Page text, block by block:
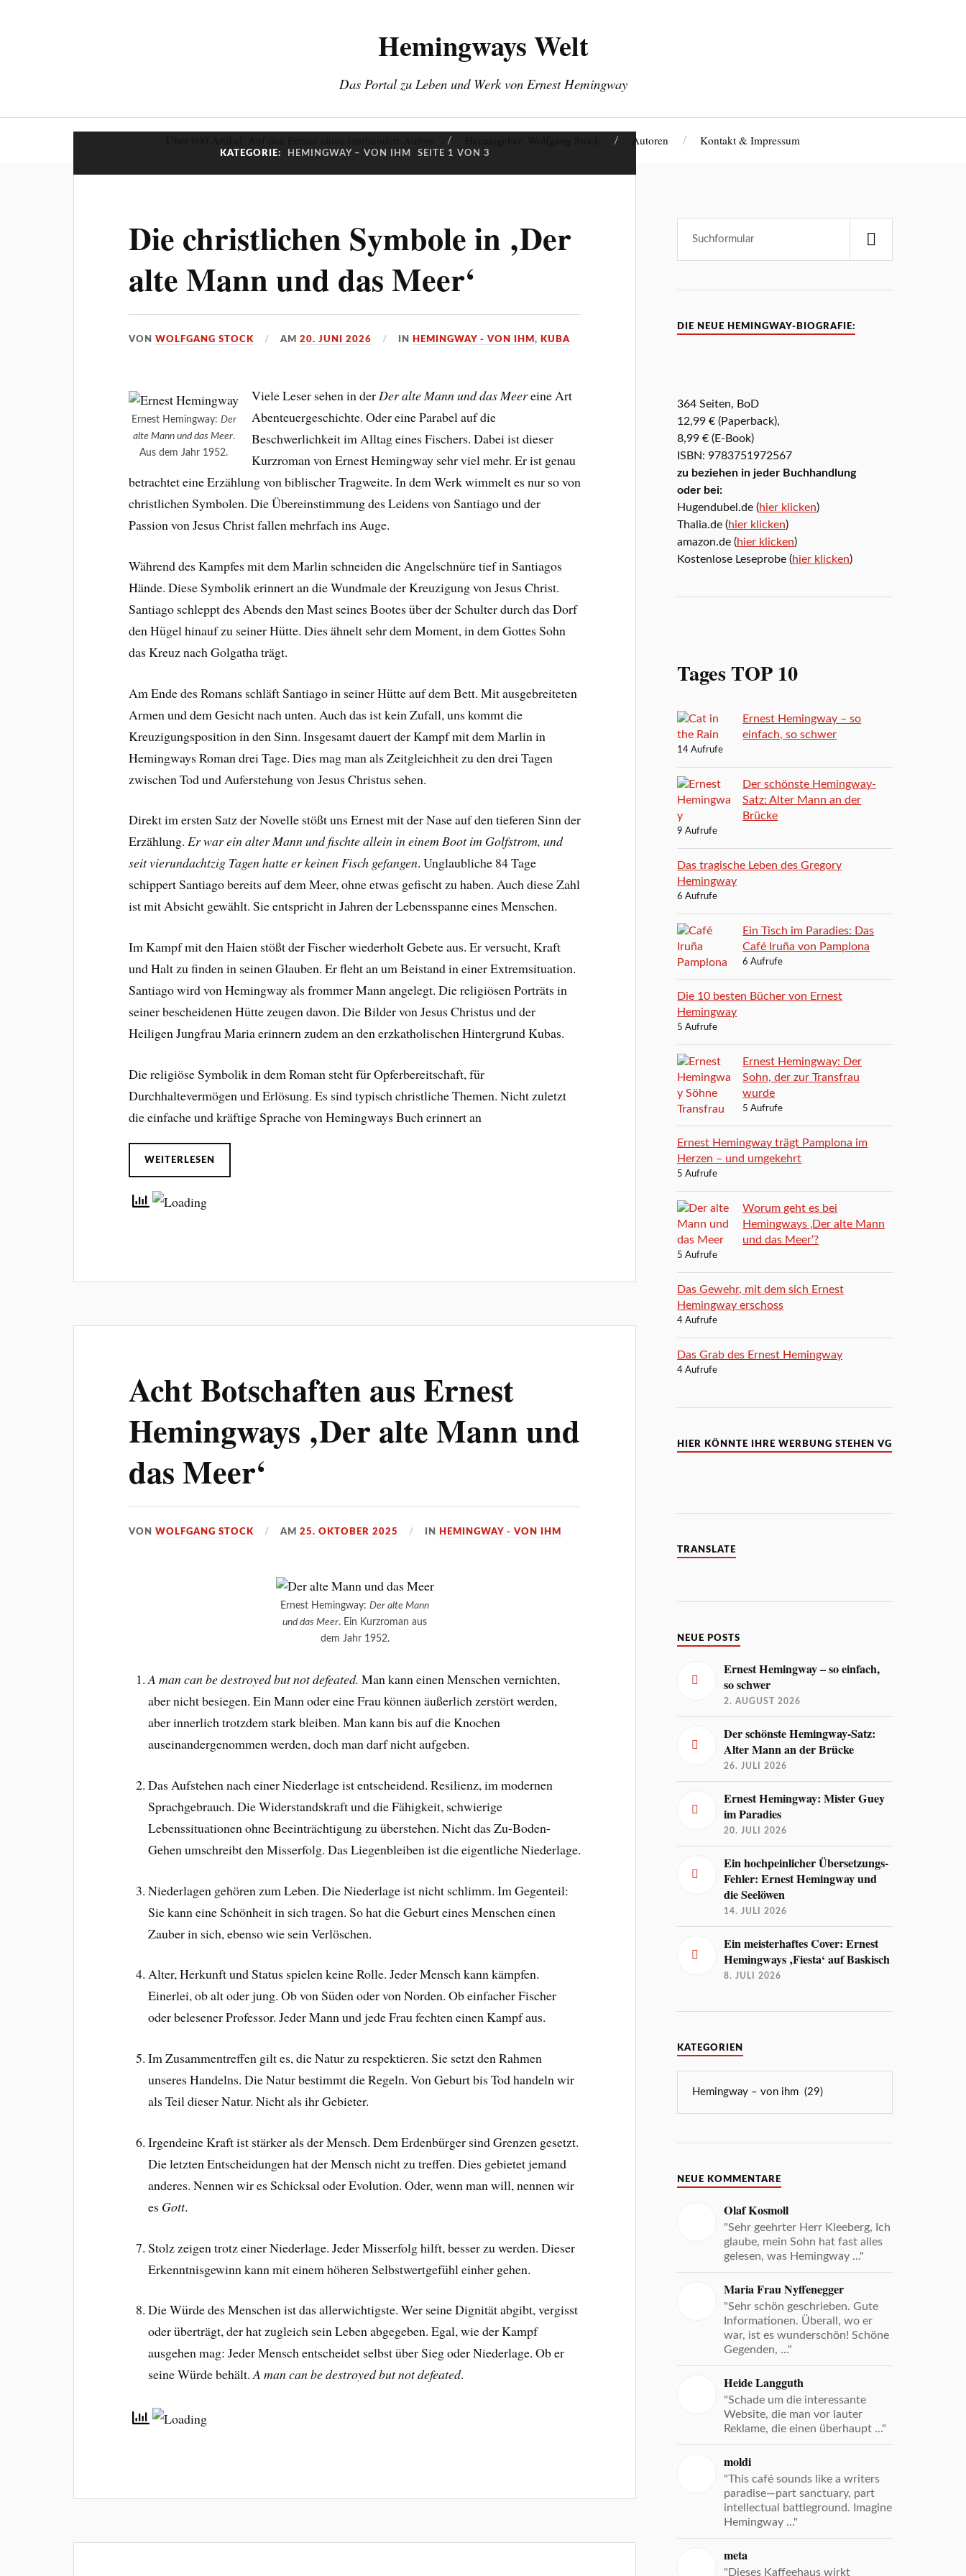
Hemingways Welt
Das Portal zu Leben und Werk von Ernest Hemingway
Autoren Kontakt & Impressum
KATEGORIE: HEMINGWAY – VON IHM SEITE 1 VON 3
Die christlichen Symbole in ‚Der
alte Mann und das Meer‘
VONWOLFGANG STOCK AM20. JUNI 2026 IN HEMINGWAY - VON IHM, KUBA
Ernest Hemingway: Der
alte Mann und das Meer.
Aus dem Jahr 1952.
Viele Leser sehen in derDer alte Mann und das Meereine Art
Abenteuergeschichte. Oder eine Parabel auf die
Beschwerlichkeit im Alltag eines Fischers. Dabei ist dieser
Kurzroman von Ernest Hemingway sehr viel mehr. Er ist genau
betrachtet eine Erzählung von biblischer Tragweite. In dem Werk wimmelt es nur so von
christlichen Symbolen. Die Übereinstimmung des Leidens von Santiago und der
Passion von Jesus Christ fallen mehrfach ins Auge.
Während des Kampfes mit dem Marlin schneiden die Angelschnüre tief in Santiagos
Hände. Diese Symbolik erinnert an die Wundmale der Kreuzigung von Jesus Christ.
Santiago schleppt des Abends den Mast seines Bootes über der Schulter durch das Dorf
den Hügel hinauf zu seiner Hütte. Dies ähnelt sehr dem Moment, in dem Gottes Sohn
das Kreuz nach Golgatha trägt.
Am Ende des Romans schläft Santiago in seiner Hütte auf dem Bett. Mit ausgebreiteten
Armen und dem Gesicht nach unten. Auch das ist kein Zufall, uns kommt die
Kreuzigungsposition in den Sinn. Insgesamt dauert der Kampf mit dem Marlin in
Hemingways Roman drei Tage. Dies mag man als Zeitgleichheit zu den drei Tagen
zwischen Tod und Auferstehung von Jesus Christus sehen.
Direkt im ersten Satz der Novelle stößt uns Ernest mit der Nase auf den tieferen Sinn der
Erzählung. Er war ein alter Mann und fischte allein in einem Boot im Golfstrom, und
seit vierundachtzig Tagen hatte er keinen Fisch gefangen. Unglaubliche 84 Tage
schippert Santiago bereits auf dem Meer, ohne etwas gefischt zu haben. Auch diese Zahl
ist mit Absicht gewählt. Sie entspricht in Jahren der Lebensspanne eines Menschen.
Im Kampf mit den Haien stößt der Fischer wiederholt Gebete aus. Er versucht, Kraft
und Halt zu finden in seinen Glauben. Er fleht an um Beistand in einer Extremsituation.
Santiago wird von Hemingway als frommer Mann angelegt. Die religiösen Porträts in
seiner bescheidenen Hütte zeugen davon. Die Bilder von Jesus Christus und der
Heiligen Jungfrau Maria erinnern zudem an den erzkatholischen Hintergrund Kubas.
Die religiöse Symbolik in dem Roman steht für Opferbereitschaft, für
Durchhaltevermögen und Erlösung. Es sind typisch christliche Themen. Nicht zuletzt
die einfache und kräftige Sprache von Hemingways Buch erinnert an
WEITERLESEN
Acht Botschaften aus Ernest
Hemingways ‚Der alte Mann und
das Meer‘
VONWOLFGANG STOCK AM25. OKTOBER 2025 IN HEMINGWAY - VON IHM
Ernest Hemingway:Der alte Mann
und das Meer. Ein Kurzroman aus
dem Jahr 1952.
A man can be destroyed but not defeated. Man kann einen Menschen vernichten,
aber nicht besiegen. Ein Mann oder eine Frau können äußerlich zerstört werden,
aber innerlich trotzdem stark bleiben. Man kann bis auf die Knochen
auseinandergenommen werden, doch man darf nicht aufgeben.
Das Aufstehen nach einer Niederlage ist entscheidend. Resilienz, im modernen
Sprachgebrauch. Die Widerstandskraft und die Fähigkeit, schwierige
Lebenssituationen ohne Beeinträchtigung zu überstehen. Nicht das Zu-Boden-
Gehen umschreibt den Misserfolg. Das Liegenbleiben ist die eigentliche Niederlage.
Niederlagen gehören zum Leben. Die Niederlage ist nicht schlimm. Im Gegenteil:
Sie kann eine Schönheit in sich tragen. So hat die Geburt eines Menschen einen
Zauber in sich, ebenso wie sein Verlöschen.
Alter, Herkunft und Status spielen keine Rolle. Jeder Mensch kann kämpfen.
Einerlei, ob alt oder jung. Ob von Süden oder von Norden. Ob einfacher Fischer
oder belesener Professor. Jeder Mann und jede Frau fechten einen Kampf aus.
Im Zusammentreffen gilt es, die Natur zu respektieren. Sie setzt den Rahmen
unseres Handelns. Die Natur bestimmt die Regeln. Von Geburt bis Tod handeln wir
als Teil dieser Natur. Nicht als ihr Gebieter.
Irgendeine Kraft ist stärker als der Mensch. Dem Erdenbürger sind Grenzen gesetzt.
Die letzten Entscheidungen hat der Mensch nicht zu treffen. Dies gebietet jemand
anderes. Nennen wir es Schicksal oder Evolution. Oder, wenn man will, nennen wir
es Gott.
Stolz zeigen trotz einer Niederlage. Jeder Misserfolg hilft, besser zu werden. Dieser
Erkenntnisgewinn kann mit einem höheren Selbstwertgefühl einher gehen.
Die Würde des Menschen ist das allerwichtigste. Wer seine Dignität abgibt, vergisst
oder überträgt, der hat zugleich sein Leben abgegeben. Egal, wie der Kampf
ausgehen mag: Jeder Mensch entscheidet selbst über Sieg oder Niederlage. Ob er
seine Würde behält.A man can be destroyed but not defeated.
DIE NEUE HEMINGWAY-BIOGRAFIE:
364 Seiten, BoD
12,99 € (Paperback),
8,99 € (E-Book)
ISBN: 9783751972567
zu beziehen in jeder Buchhandlung
oder bei:
Hugendubel.de (hier klicken)
Thalia.de (hier klicken)
amazon.de (hier klicken)
Kostenlose Leseprobe (hier klicken)
Tages TOP 10
Ernest Hemingway – so
einfach, so schwer
14 Aufrufe
Der schönste Hemingway-
Satz: Alter Mann an der
Brücke
9 Aufrufe
Das tragische Leben des Gregory
Hemingway
6 Aufrufe
Ein Tisch im Paradies: Das
Café Iruña von Pamplona
6 Aufrufe
Die 10 besten Bücher von Ernest
Hemingway
5 Aufrufe
Ernest Hemingway: Der
Sohn, der zur Transfrau
wurde
5 Aufrufe
Ernest Hemingway trägt Pamplona im
Herzen – und umgekehrt
5 Aufrufe
Worum geht es bei
Hemingways ‚Der alte Mann
und das Meer‘?
5 Aufrufe
Das Gewehr, mit dem sich Ernest
Hemingway erschoss
4 Aufrufe
Das Grab des Ernest Hemingway
4 Aufrufe
HIER KÖNNTE IHRE WERBUNG STEHEN VG
TRANSLATE
NEUE POSTS
Ernest Hemingway – so einfach,
so schwer
2. AUGUST 2026
Der schönste Hemingway-Satz:
Alter Mann an der Brücke
26. JULI 2026
Ernest Hemingway: Mister Guey
im Paradies
20. JULI 2026
Ein hochpeinlicher Übersetzungs-
Fehler: Ernest Hemingway und
die Seelöwen
14. JULI 2026
Ein meisterhaftes Cover: Ernest
Hemingways ‚Fiesta‘ auf Baskisch
8. JULI 2026
KATEGORIEN
NEUE KOMMENTARE
Olaf Kosmoll
"Sehr geehrter Herr Kleeberg, Ich
glaube, mein Sohn hat fast alles
gelesen, was Hemingway ..."
Maria Frau Nyffenegger
"Sehr schön geschrieben. Gute
Informationen. Überall, wo er
war, ist es wunderschön! Schöne
Gegenden, ..."
Heide Langguth
"Schade um die interessante
Website, die man vor lauter
Reklame, die einen überhaupt ..."
moldi
"This café sounds like a writers
paradise—part sanctuary, part
intellectual battleground. Imagine
Hemingway ..."
meta
"Dieses Kaffeehaus wirkt